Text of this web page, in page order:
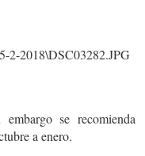
se recomienda
a enero.